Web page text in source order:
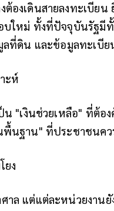
ต้องเดินสายลงทะเบีย
บใหม่ ทั้งที่ปัจจุบันรัฐ
ลที่ดิน และข้อมูลทะเบี
ะห์
น "เงินช่วยเหลือ" ที่ต้
นฐาน" ที่ประชาชนคว
ยง
าล แต่แต่ละหน่วยงาน